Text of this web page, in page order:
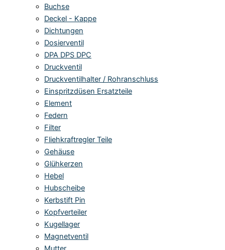
Buchse
Deckel - Kappe
Dichtungen
Dosierventil
DPA DPS DPC
Druckventil
Druckventilhalter / Rohranschluss
Einspritzdüsen Ersatzteile
Element
Federn
Filter
Fliehkraftregler Teile
Gehäuse
Glühkerzen
Hebel
Hubscheibe
Kerbstift Pin
Kopfverteiler
Kugellager
Magnetventil